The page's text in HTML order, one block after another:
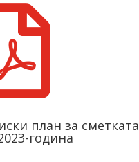
план за сметката
година